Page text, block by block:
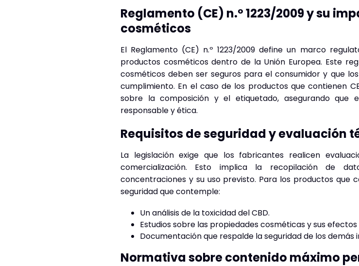
Reglamento (CE) n.º 1223/2009 y su
cosméticos
El Reglamento (CE) n.º 1223/2009 define un marco
productos cosméticos dentro de la Unión Europea. Este
cosméticos deben ser seguros para el consumidor y que
cumplimiento. En el caso de los productos que contienen
sobre la composición y el etiquetado, asegurando
responsable y ética.
Requisitos de seguridad y evaluación
La legislación exige que los fabricantes realicen
comercialización. Esto implica la recopilación de
concentraciones y su uso previsto. Para los productos que
seguridad que contemple:
Un análisis de la toxicidad del CBD.
Estudios sobre las propiedades cosméticas y sus
Documentación que respalde la seguridad de los
Normativa sobre contenido máximo